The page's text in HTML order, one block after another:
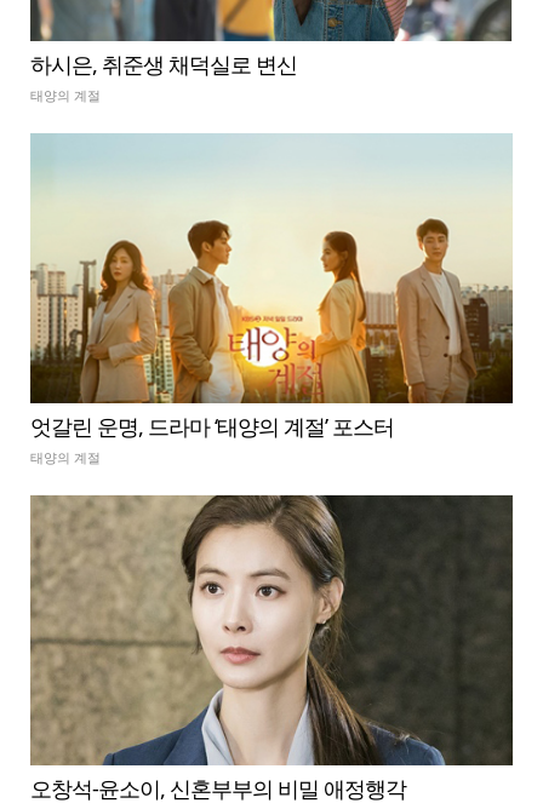
하시은, 취준생 채덕실로 변신
태양의 계절
엇갈린 운명, 드라마 ‘태양의 계절’ 포스터
태양의 계절
오창석-윤소이, 신혼부부의 비밀 애정행각